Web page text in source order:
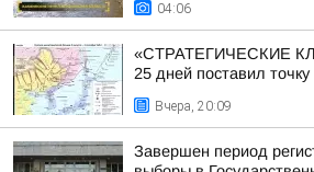
04:06
«СТРАТЕГИЧЕСКИЕ
25 дней поставил
Вчера, 20:09
Завершен период